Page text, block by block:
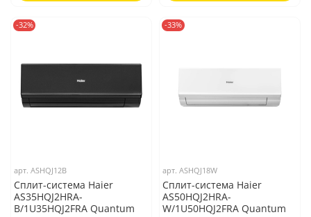
-32%
арт.ASHQJ12B
Сплит-система Haier
AS35HQJ2HRA-
B/1U35HQJ2FRA Quantum
-33%
арт.ASHQJ18W
Сплит-система Haier
AS50HQJ2HRA-
W/1U50HQJ2FRA Quantum